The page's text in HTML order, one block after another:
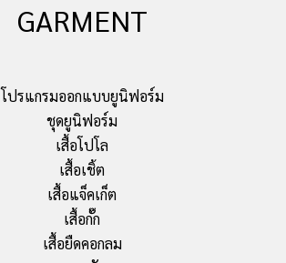
GARMENT
โปรแกรมออกแบบยูนิฟอร์ม
ชุดยูนิฟอร์ม
เสื้อโปโล
เสื้อเชิ้ต
เสื้อแจ็คเก็ต
เสื้อกั๊ก
เสื้อยืดคอกลม